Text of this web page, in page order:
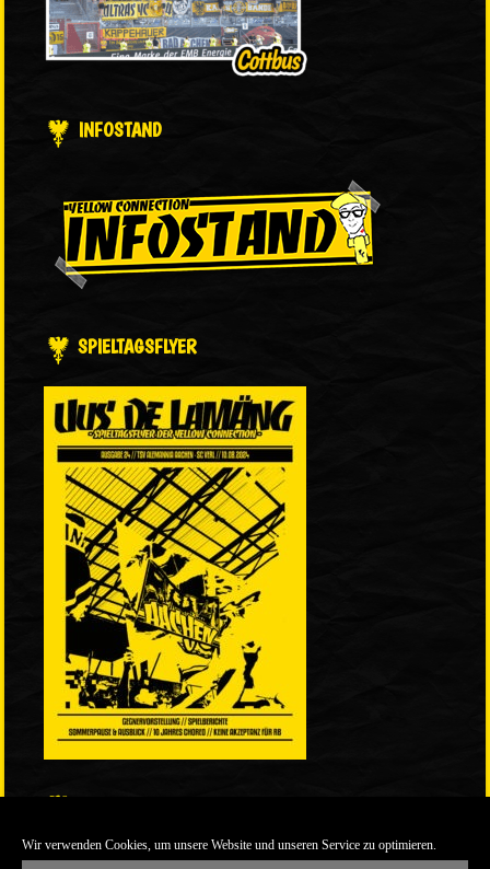
Wir verwenden Cookies, um unsere Website und unseren Service zu optimieren.
INFOSTAND
SPIELTAGSFLYER
ULTRABLOG DER YELLOW CONNECTION